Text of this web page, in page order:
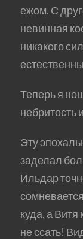
ежом. С
невинная
никакого
Теперь я
небритость
Эту
заделал
Ильдар
куда, а
не ссать!